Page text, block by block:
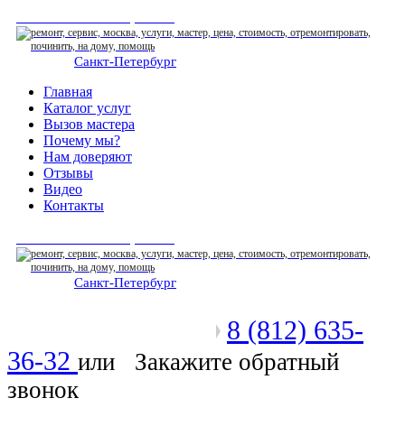
Санкт-Петербург
Главная
Каталог услуг
Вызов мастера
Почему мы?
Нам доверяют
Отзывы
Видео
Контакты
Санкт-Петербург
8 (812) 635-
36-32 или
Закажите обратный
звонок